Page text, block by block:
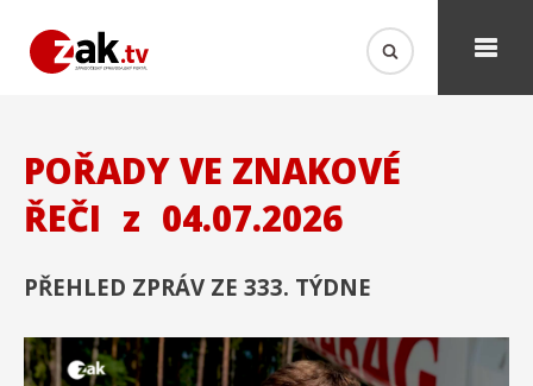
POŘADY VE ZNAKOVÉ
ŘEČI z 04.07.2026
PŘEHLED ZPRÁV ZE 333. TÝDNE